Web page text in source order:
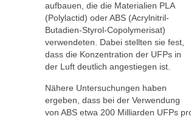
aufbauen, die die Materialien PLA
(Polylactid) oder ABS (Acrylnitril-
Butadien-Styrol-Copolymerisat)
verwendeten. Dabei stellten sie fest,
dass die Konzentration der UFPs in
der Luft deutlich angestiegen ist.
Nähere Untersuchungen haben
ergeben, dass bei der Verwendung
von ABS etwa 200 Milliarden UFPs